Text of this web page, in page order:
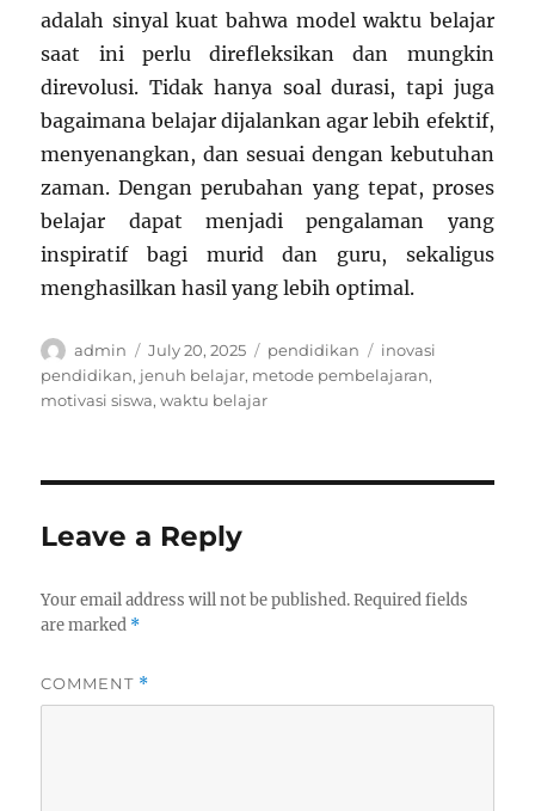
adalah sinyal kuat bahwa model waktu belajar
saat ini perlu direfleksikan dan mungkin
direvolusi. Tidak hanya soal durasi, tapi juga
bagaimana belajar dijalankan agar lebih efektif,
menyenangkan, dan sesuai dengan kebutuhan
zaman. Dengan perubahan yang tepat, proses
belajar dapat menjadi pengalaman yang
inspiratif bagi murid dan guru, sekaligus
menghasilkan hasil yang lebih optimal.
Author
admin
Posted
on
July 20, 2025 Categories
pendidikan Tags
inovasi
pendidikan, jenuh belajar, metode pembelajaran,
motivasi siswa,waktu belajar
Leave a Reply
Your email address will not be published. Required fields
are marked *
COMMENT *